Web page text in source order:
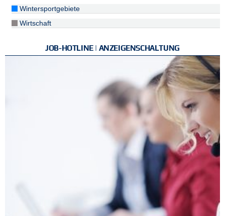
Wintersportgebiete
Wirtschaft
JOB-HOTLINE | ANZEIGENSCHALTUNG